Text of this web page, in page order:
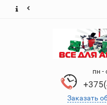
пн -
Заказать